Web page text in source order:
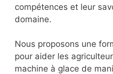
compétences et leur
domaine.
Nous proposons une
pour aider les
machine à glace de